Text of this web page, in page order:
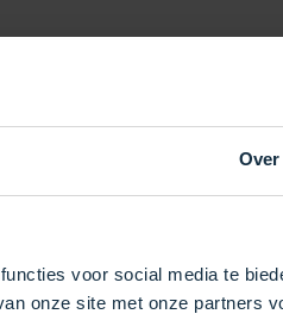
Over
voor social media te
onze site met onze partners